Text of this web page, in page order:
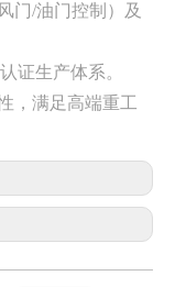
门/油门控制）及
证生产体系。
，满足高端重工